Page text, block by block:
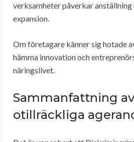
verksamheter påverkar
expansion.
Om företagare känner sig hotade
hämma innovation och
näringslivet.
Sammanfattning
otillräckliga